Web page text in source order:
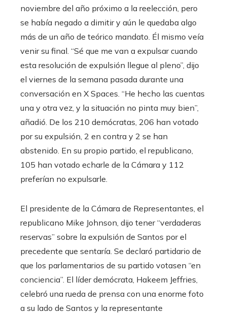
noviembre del año próximo a la reelección, pero
se había negado a dimitir y aún le quedaba algo
más de un año de teórico mandato. Él mismo veía
venir su final. “Sé que me van a expulsar cuando
esta resolución de expulsión llegue al pleno”, dijo
el viernes de la semana pasada durante una
conversación en X Spaces. “He hecho las cuentas
una y otra vez, y la situación no pinta muy bien”,
añadió. De los 210 demócratas, 206 han votado
por su expulsión, 2 en contra y 2 se han
abstenido. En su propio partido, el republicano,
105 han votado echarle de la Cámara y 112
preferían no expulsarle.
El presidente de la Cámara de Representantes, el
republicano Mike Johnson, dijo tener “verdaderas
reservas” sobre la expulsión de Santos por el
precedente que sentaría. Se declaró partidario de
que los parlamentarios de su partido votasen “en
conciencia”. El líder demócrata, Hakeem Jeffries,
celebró una rueda de prensa con una enorme foto
a su lado de Santos y la representante